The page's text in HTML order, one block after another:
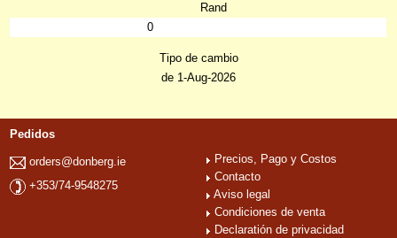
Rand
0
Tipo de cambio
de 1-Aug-2026
Pedidos
orders@donberg.ie
+353/74-9548275
Precios, Pago y Costos
Contacto
Aviso legal
Condiciones de venta
Declaratión de privacidad